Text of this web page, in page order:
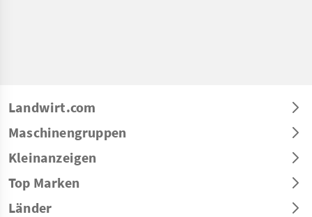
Landwirt.com
Maschinengruppen
Kleinanzeigen
Top Marken
Länder